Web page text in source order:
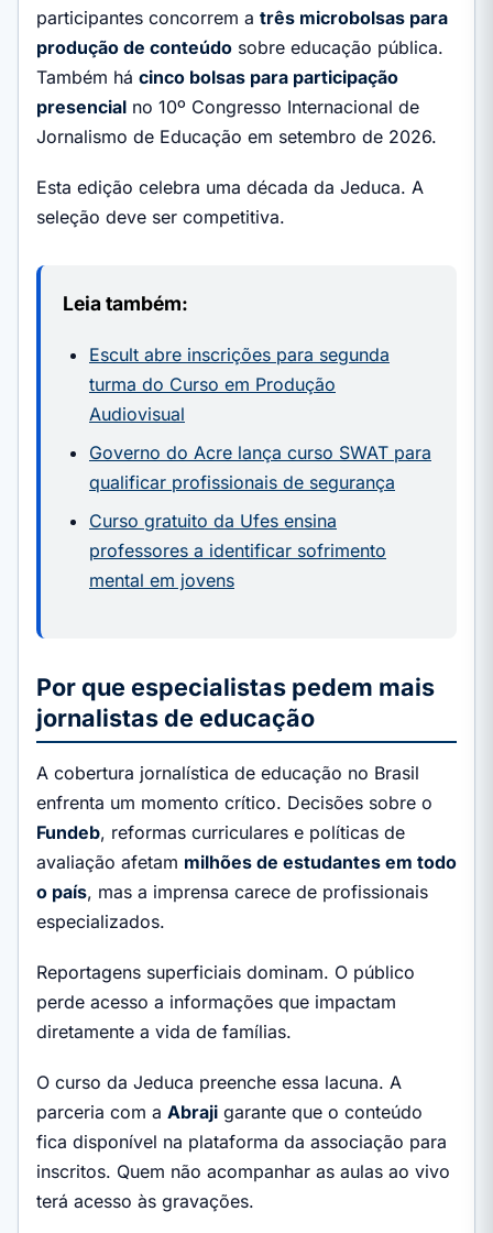
participantes concorrem a três microbolsas para
produção de conteúdo sobre educação pública.
Também há cinco bolsas para participação
presencial no 10º Congresso Internacional de
Jornalismo de Educação em setembro de 2026.
Esta edição celebra uma década da Jeduca. A
seleção deve ser competitiva.
Leia também:
Escult abre inscrições para segunda
turma do Curso em Produção
Audiovisual
Governo do Acre lança curso SWAT para
qualificar profissionais de segurança
Curso gratuito da Ufes ensina
professores a identificar sofrimento
mental em jovens
Por que especialistas pedem mais
jornalistas de educação
A cobertura jornalística de educação no Brasil
enfrenta um momento crítico. Decisões sobre o
Fundeb, reformas curriculares e políticas de
avaliação afetam milhões de estudantes em todo
o país, mas a imprensa carece de profissionais
especializados.
Reportagens superficiais dominam. O público
perde acesso a informações que impactam
diretamente a vida de famílias.
O curso da Jeduca preenche essa lacuna. A
parceria com a Abraji garante que o conteúdo
fica disponível na plataforma da associação para
inscritos. Quem não acompanhar as aulas ao vivo
terá acesso às gravações.